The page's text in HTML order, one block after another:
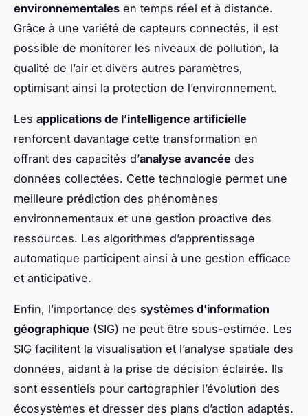
environnementales en temps réel et à distance.
Grâce à une variété de capteurs connectés, il est
possible de monitorer les niveaux de pollution, la
qualité de l’air et divers autres paramètres,
optimisant ainsi la protection de l’environnement.
Les applications de l’intelligence artificielle
renforcent davantage cette transformation en
offrant des capacités d’analyse avancée des
données collectées. Cette technologie permet une
meilleure prédiction des phénomènes
environnementaux et une gestion proactive des
ressources. Les algorithmes d’apprentissage
automatique participent ainsi à une gestion efficace
et anticipative.
Enfin, l’importance des systèmes d’information
géographique (SIG) ne peut être sous-estimée. Les
SIG facilitent la visualisation et l’analyse spatiale des
données, aidant à la prise de décision éclairée. Ils
sont essentiels pour cartographier l’évolution des
écosystèmes et dresser des plans d’action adaptés.